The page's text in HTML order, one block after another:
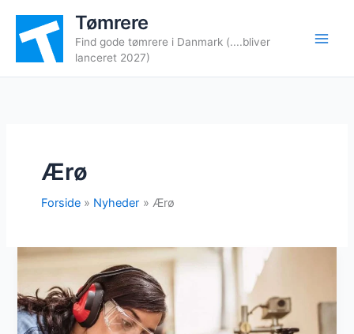
indholdet
Tømrere
Find gode tømrere i Danmark (....bliver
lanceret 2027)
Ærø
Forside Nyheder Ærø